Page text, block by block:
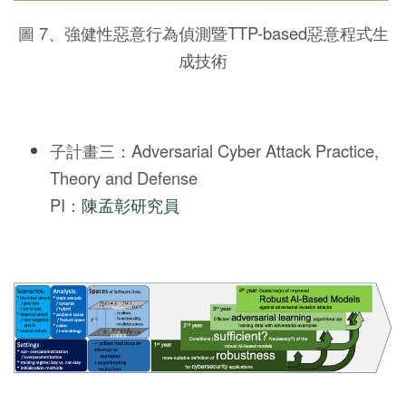
圖 7、強健性惡意行為偵測暨TTP-based惡意程式生
成技術
子計畫三：Adversarial Cyber Attack Practice,
Theory and Defense
PI： 陳孟彰研究員